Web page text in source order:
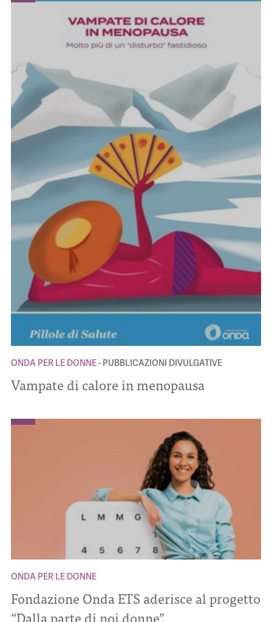
ONDA PER LE DONNE PUBBLICAZIONI DIVULGATIVE
Vampate di calore in menopausa
ONDA PER LE DONNE
Fondazione Onda ETS aderisce al progetto
“Dalla parte di noi donne”